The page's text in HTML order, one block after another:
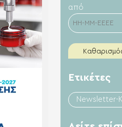
από
Ετικέτες
Newsletter-